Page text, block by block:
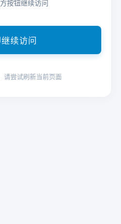
按钮继续访问
续访问
请尝试刷新当前页面